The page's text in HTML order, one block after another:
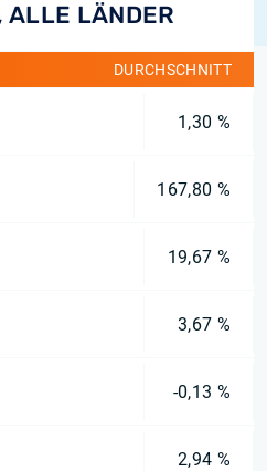
ALLE LÄNDER
DURCHSCHNITT
1,30 %
167,80 %
19,67 %
3,67 %
-0,13 %
2,94 %